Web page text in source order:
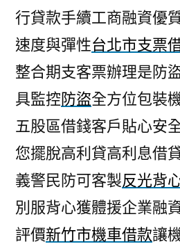
行貸款手續工商融資優
速度與彈性台北市支票
整合期支客票辦理是防
具監控防盜全方位包裝
五股區借錢客戶貼心安
您擺脫高利貸高利息借
義警民防可客製反光背
別服背心獲體援企業融
評價新竹市機車借款讓